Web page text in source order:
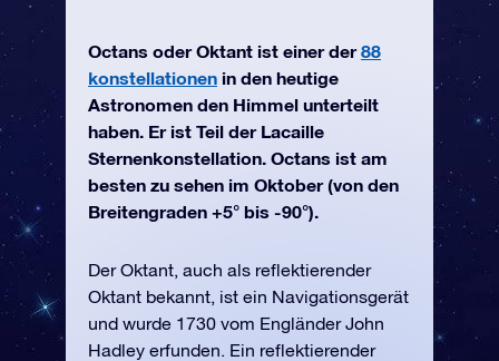
Octans oder Oktant ist einer der88
konstellationen in den heutige
Astronomen den Himmel unterteilt
haben. Er ist Teil der Lacaille
Sternenkonstellation. Octans ist am
besten zu sehen im Oktober (von den
Breitengraden +5° bis -90°).
Der Oktant, auch als reflektierender
Oktant bekannt, ist ein Navigationsgerät
und wurde 1730 vom Engländer John
Hadley erfunden. Ein reflektierender